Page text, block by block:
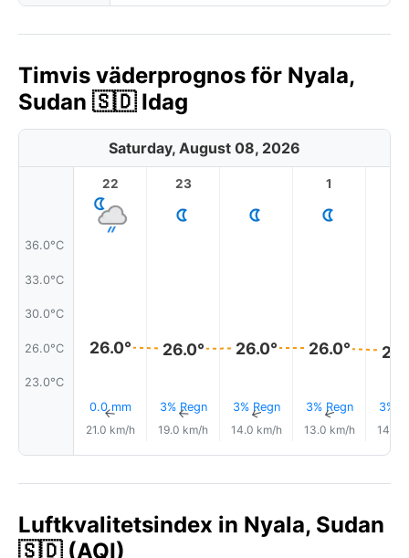
Timvis väderprognos för Nyala,
Sudan 🇸🇩 Idag
Saturday, August 08, 2026
36.0°C
33.0°C
30.0°C
26.0°C
23.0°C
22
26.0°
0.0 mm
↑
21.0 km/h
23
26.0°
3% Regn
↑
19.0 km/h
26.0°
3% Regn
↑
14.0 km/h
1
26.0°
3% Regn
↑
13.0 km/h
3%
14.0
Luftkvalitetsindex in Nyala, Sudan
🇸🇩 (AQI)